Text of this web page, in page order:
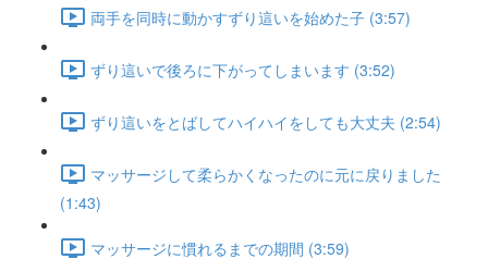
両手を同時に動かすずり這いを始めた子 (3:57)
ずり這いで後ろに下がってしまいます (3:52)
ずり這いをとばしてハイハイをしても大丈夫 (2:54)
マッサージして柔らかくなったのに元に戻りました
(1:43)
マッサージに慣れるまでの期間 (3:59)